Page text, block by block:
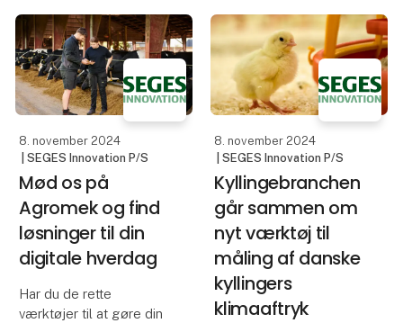
eksempel på.
Efter et intenst forløb er
generationsskiftet af
hans virksomhed blevet
påbegyndt.
forløbet strakte sig over
et år endte det med
store besparelser.
8. november 2024
| SEGES Innovation P/S
Mød os på
Agromek og find
løsninger til din
digitale hverdag
Har du de rette
værktøjer til at gøre din
8. november 2024
| SEGES Innovation P/S
Kyllingebranchen
går sammen om
nyt værktøj til
måling af danske
kyllingers
klimaaftryk